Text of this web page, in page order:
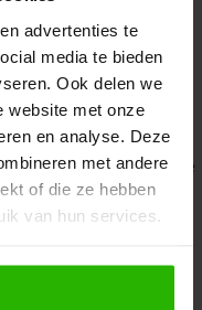
advertenties te
media te bieden
Ook delen we
website met onze
en analyse. Deze
met andere
of die ze hebben
van hun services.
je Voordeeluitjes.nl
media en
has occurred while
browser console for more
.